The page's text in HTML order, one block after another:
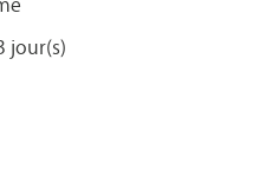
jour(s)